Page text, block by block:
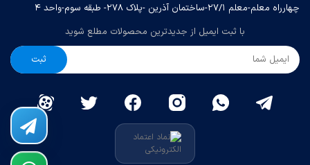
چهارراه معلم-معلم ۲۷/۱-ساختمان آذرین -پلاک ۲۷۸- طبقه سوم-واحد ۴
با ثبت ایمیل از جدیدترین محصولات مطلع شوید
ثبت